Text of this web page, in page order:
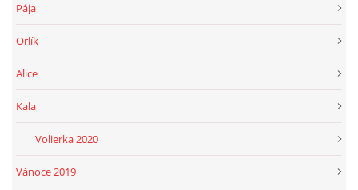
Pája
Orlík
Alice
Kala
____Volierka 2020
Vánoce 2019